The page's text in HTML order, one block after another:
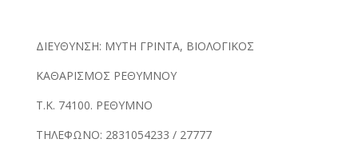
ΔΙΕΥΘΥΝΣΗ: ΜΥΤΗ ΓΡΙΝΤΑ, ΒΙΟΛΟΓΙΚΟΣ
ΚΑΘΑΡΙΣΜΟΣ ΡΕΘΥΜΝΟΥ
Τ.Κ. 74100. ΡΕΘΥΜΝΟ
ΤΗΛΕΦΩΝΟ: 2831054233 / 27777